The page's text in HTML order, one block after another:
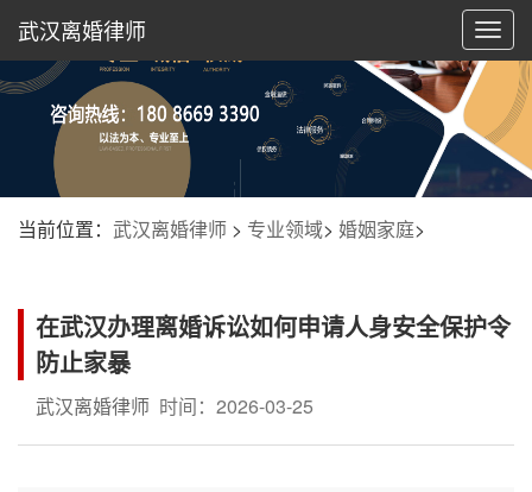
切
换
航
武汉离婚律师
当前位置： 武汉离婚律师 > 专业领域> 婚姻家庭>
在武汉办理离婚诉讼如何申请人身安全保护令
防止家暴
武汉离婚律师 时间：2026-03-25